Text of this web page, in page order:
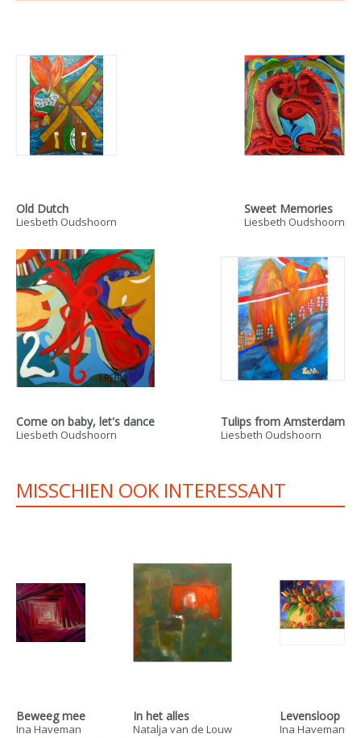
Old Dutch
Liesbeth Oudshoorn
Sweet Memories
Liesbeth Oudshoorn
Come on baby, let's dance
Liesbeth Oudshoorn
Tulips from Amsterdam
Liesbeth Oudshoorn
MISSCHIEN OOK INTERESSANT
Beweeg mee
Ina Haveman
In het alles
Natalja van de Louw
Levensloop
Ina Haveman